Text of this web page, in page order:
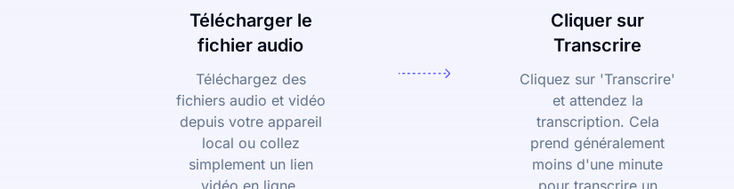
Télécharger le
fichier audio
Téléchargez des
fichiers audio et vidéo
depuis votre appareil
local ou collez
simplement un lien
vidéo en ligne.
Cliquer sur
Transcrire
Cliquez sur 'Transcrire'
et attendez la
transcription. Cela
prend généralement
moins d'une minute
pour transcrire un